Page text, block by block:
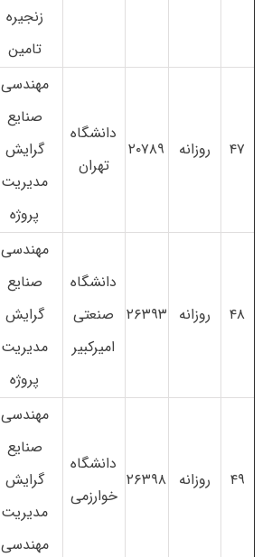
زنجیره
تامین
۴۷ روزانه ۲۰۷۸۹
دانشگاه
تهران
مهندسی
صنایع
گرایش
مدیریت
پروژه
۴۸ روزانه ۲۶۳۹۳
دانشگاه
صنعتی
امیرکبیر
مهندسی
صنایع
گرایش
مدیریت
پروژه
۴۹ روزانه ۲۶۳۹۸
دانشگاه
خوارزمی
مهندسی
صنایع
گرایش
مدیریت
مهندسی